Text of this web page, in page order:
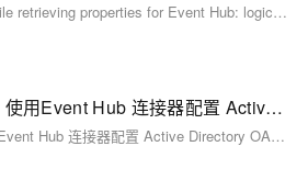
An exception occurred while retrieving properties for Event Hub: logicapp. Error Message: 'ClientSecretCredential authentication failed: AADSTS90002: Tenant 'xxxxxxxx-xxxx-xxxx-xxxx-xxxxxxxxxxxx' not found. Check to make sure you have the correct tenant ID and are signing into the correct cloud. Che
【Azure Logic App】使用Event Hub 连接器配置 Active Directory OAuth 认证无法成功连接到中国区Event Hub
【Azure Logic App】使用Event Hub 连接器配置 Active Directory OAuth 认证无法成功连接到中国区Event Hub